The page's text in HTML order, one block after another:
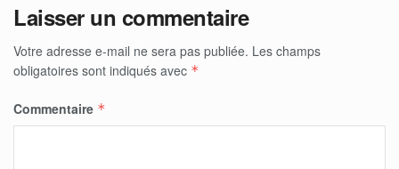
Laisser un commentaire
Votre adresse e-mail ne sera pas publiée. Les champs
obligatoires sont indiqués avec *
Commentaire *